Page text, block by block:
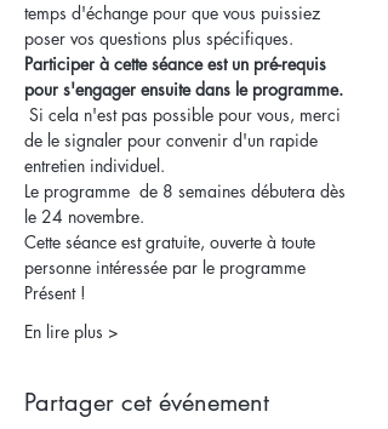
temps d'échange pour que vous puissiez
poser vos questions plus spécifiques.
Participer à cette séance est un pré-requis
pour s'engager ensuite dans le programme.
Si cela n'est pas possible pour vous, merci
de le signaler pour convenir d'un rapide
entretien individuel.
Le programme  de 8 semaines débutera dès
le 24 novembre.
Cette séance est gratuite, ouverte à toute
personne intéressée par le programme
Présent !
En lire plus >
Partager cet événement